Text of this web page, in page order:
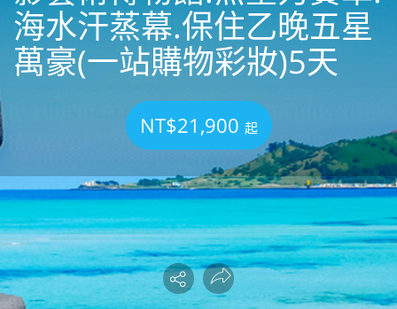
海水汗蒸幕.保住乙晚五星
萬豪(一站購物彩妝)5天
NT$21,900 起